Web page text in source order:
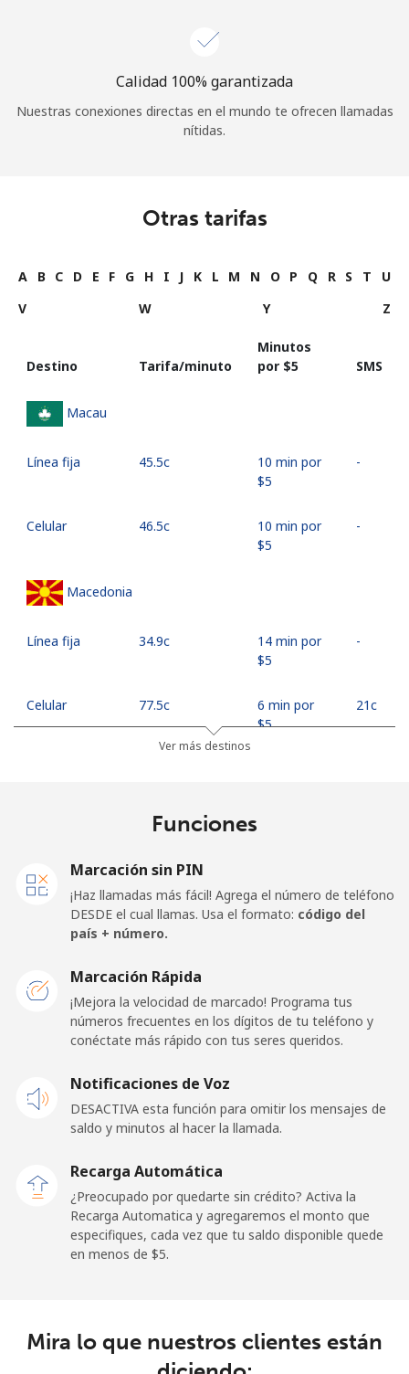
Calidad 100% garantizada
Nuestras conexiones directas en el mundo te ofrecen llamadas
nítidas.
Otras tarifas
A B C D E F G H I J K L M N O P Q R S T
U
V
W Y Z
Destino Tarifa/minuto
Minutos
por ⁦$5⁩
SMS
Macau
Línea fija ⁦45.5c⁩
10 min por
⁦$5⁩
-
Celular ⁦46.5c⁩
10 min por
⁦$5⁩
-
Macedonia
Línea fija ⁦34.9c⁩
14 min por
⁦$5⁩
-
Celular ⁦77.5c⁩
6 min por
⁦$5⁩
⁦21c⁩
⁦121.5c⁩
Celular
⁦$5⁩
Línea fija ⁦85.9c⁩
5 min por
⁦$5⁩
Malaysia
Línea fija ⁦1.9c⁩
⁦$5⁩
⁦1.9c⁩
263 min por
-
Ver más destinos
Funciones
Marcación sin PIN
¡Haz llamadas más fácil! Agrega el número de teléfono
DESDE el cual llamas. Usa el formato: código del
país + número.
Marcación Rápida
¡Mejora la velocidad de marcado! Programa tus
números frecuentes en los dígitos de tu teléfono y
conéctate más rápido con tus seres queridos.
Notificaciones de Voz
DESACTIVA esta función para omitir los mensajes de
saldo y minutos al hacer la llamada.
Recarga Automática
¿Preocupado por quedarte sin crédito? Activa la
Recarga Automatica y agregaremos el monto que
especifiques, cada vez que tu saldo disponible quede
en menos de ⁦$5⁩.
Mira lo que nuestros clientes están